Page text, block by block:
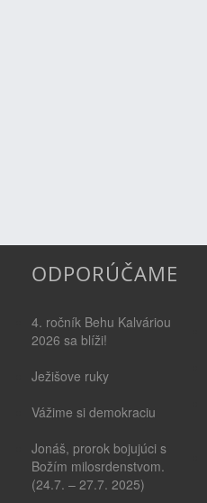
ODPORÚČAME
4. ročník Behu Kalváriou
2026 sa blíži!
Ježišove ruky
Vážime si demokraciu
Jonáš, prorok bojujúci s
Božím milosrdenstvom.
(24.7. – 27.7. 2025)